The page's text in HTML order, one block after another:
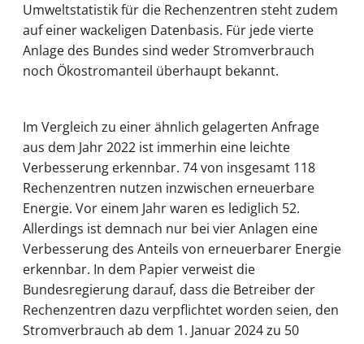
Umweltstatistik für die Rechenzentren steht zudem
auf einer wackeligen Datenbasis. Für jede vierte
Anlage des Bundes sind weder Stromverbrauch
noch Ökostromanteil überhaupt bekannt.
Im Vergleich zu einer ähnlich gelagerten Anfrage
aus dem Jahr 2022 ist immerhin eine leichte
Verbesserung erkennbar. 74 von insgesamt 118
Rechenzentren nutzen inzwischen erneuerbare
Energie. Vor einem Jahr waren es lediglich 52.
Allerdings ist demnach nur bei vier Anlagen eine
Verbesserung des Anteils von erneuerbarer Energie
erkennbar. In dem Papier verweist die
Bundesregierung darauf, dass die Betreiber der
Rechenzentren dazu verpflichtet worden seien, den
Stromverbrauch ab dem 1. Januar 2024 zu 50